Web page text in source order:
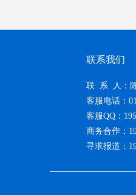
联系我们
联 系 人：
客服电话：
客服QQ：
商务合作：
寻求报道：